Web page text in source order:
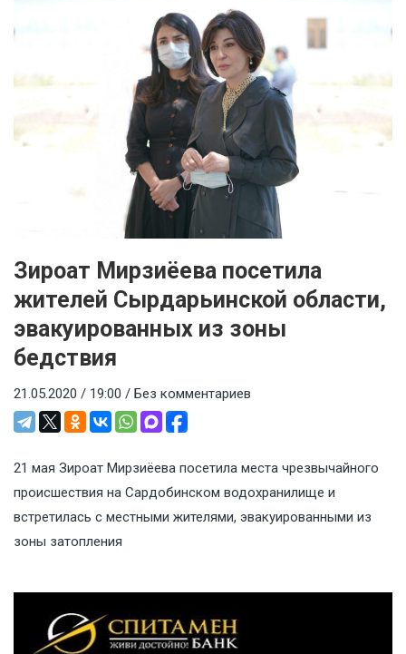
Зироат Мирзиёева посетила
жителей Сырдарьинской области,
эвакуированных из зоны
бедствия
21.05.2020 / 19:00 / Без комментариев
21 мая Зироат Мирзиёева посетила места чрезвычайного
происшествия на Сардобинском водохранилище и
встретилась с местными жителями, эвакуированными из
зоны затопления